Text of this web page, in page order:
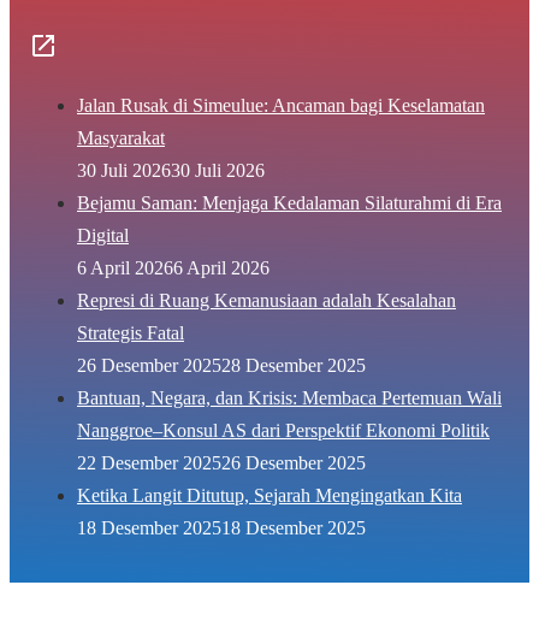
Jalan Rusak di Simeulue: Ancaman bagi Keselamatan
Masyarakat
30 Juli 202630 Juli 2026
Bejamu Saman: Menjaga Kedalaman Silaturahmi di Era
Digital
6 April 20266 April 2026
Represi di Ruang Kemanusiaan adalah Kesalahan
Strategis Fatal
26 Desember 202528 Desember 2025
Bantuan, Negara, dan Krisis: Membaca Pertemuan Wali
Nanggroe–Konsul AS dari Perspektif Ekonomi Politik
22 Desember 202526 Desember 2025
Ketika Langit Ditutup, Sejarah Mengingatkan Kita
18 Desember 202518 Desember 2025